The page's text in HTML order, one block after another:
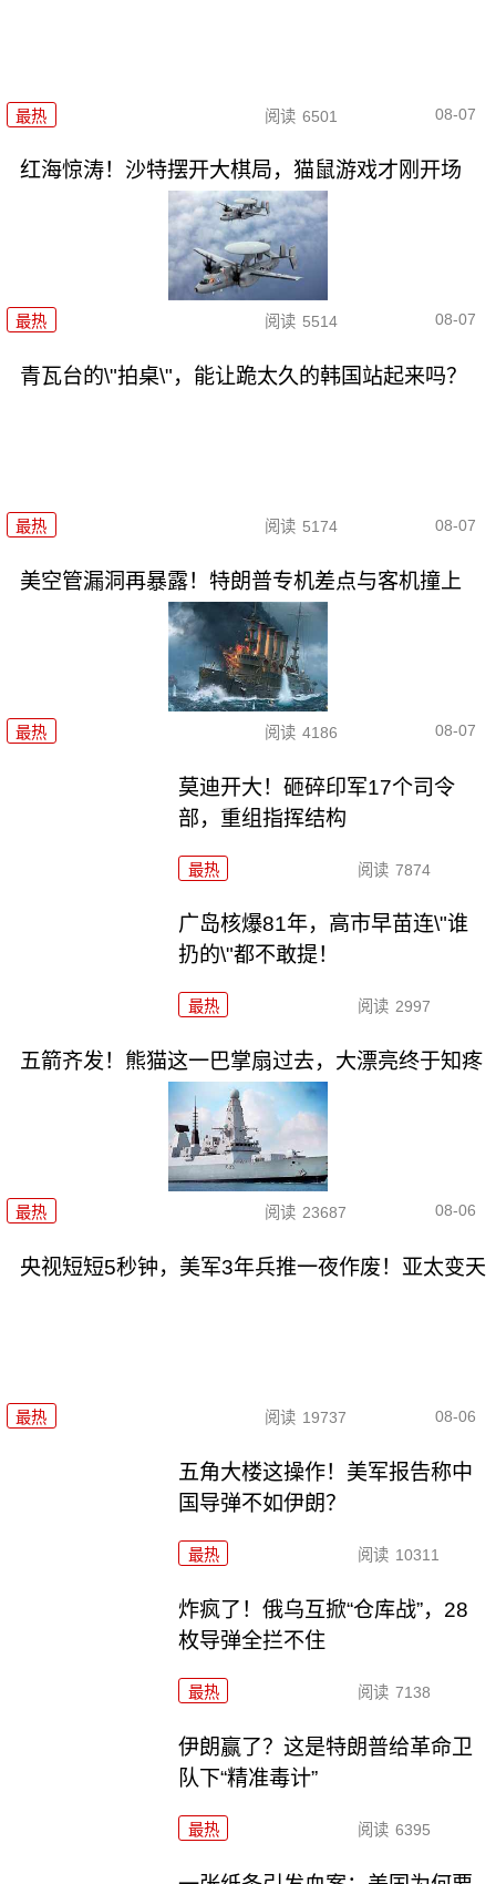
最热 阅读 6501 08-07
红海惊涛！沙特摆开大棋局，猫鼠游戏才刚开场
最热 阅读 5514 08-07
青瓦台的\"拍桌\"，能让跪太久的韩国站起来吗？
最热 阅读 5174 08-07
美空管漏洞再暴露！特朗普专机差点与客机撞上
最热 阅读 4186 08-07
莫迪开大！砸碎印军17个司令
部，重组指挥结构
最热 阅读 7874
广岛核爆81年，高市早苗连\"谁
扔的\"都不敢提！
最热 阅读 2997
五箭齐发！熊猫这一巴掌扇过去，大漂亮终于知疼
最热 阅读 23687 08-06
央视短短5秒钟，美军3年兵推一夜作废！亚太变天
最热 阅读 19737 08-06
五角大楼这操作！美军报告称中
国导弹不如伊朗？
最热 阅读 10311
炸疯了！俄乌互掀“仓库战”，28
枚导弹全拦不住
最热 阅读 7138
伊朗赢了？这是特朗普给革命卫
队下“精准毒计”
最热 阅读 6395